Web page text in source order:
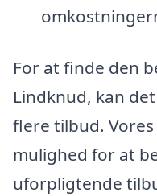
For at finde den
Lindknud, kan
flere tilbud.
mulighed for at
uforpligtende